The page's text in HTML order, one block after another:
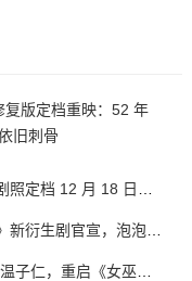
复版定档重映：52 年
旧刺骨
日，复古赛博侦探登陆网飞
泡泡糖与玛瑟琳开启专属冒险
女巫布莱尔》的恐怖神话